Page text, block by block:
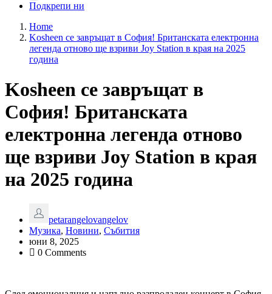
Подкрепи ни
Home
Kosheen се завръщат в София! Британската електронна
легенда отново ще взриви Joy Station в края на 2025
година
Kosheen се завръщат в
София! Британската
електронна легенда отново
ще взриви Joy Station в края
на 2025 година
petarangelovangelov
Музика, Новини, Събития
юни 8, 2025
0 Comments